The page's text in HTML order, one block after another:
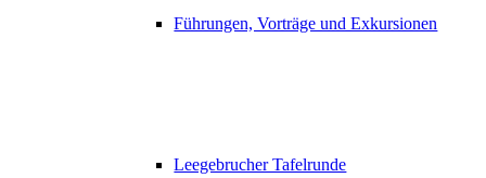
Führungen, Vorträge und Exkursionen
Leegebrucher Tafelrunde